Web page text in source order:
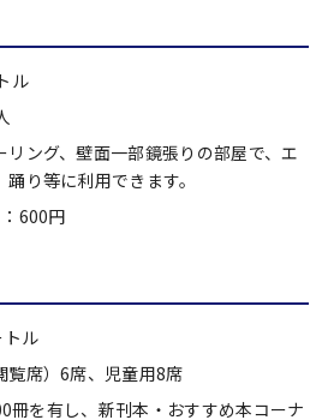
ル
ング、壁面一部鏡張りの部屋で、エ
り等に利用できます。
600円
ル
覧席）6席、児童用8席
冊を有し、新刊本・おすすめ本コーナ